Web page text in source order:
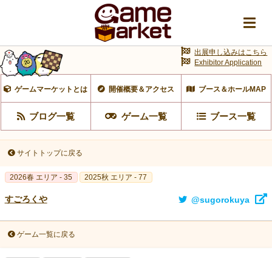
ゲームマーケットとは 開催概要＆アクセス ブース＆ホールMAP
ブログ一覧 ゲーム一覧 ブース一覧
出展申し込みはこちら
Exhibitor Application
サイトトップに戻る
2026春 エリア - 35 2025秋 エリア - 77
すごろくや @sugorokuya
ゲーム一覧に戻る